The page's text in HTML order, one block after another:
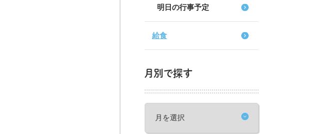
明日の行事予定
給食
月別で探す